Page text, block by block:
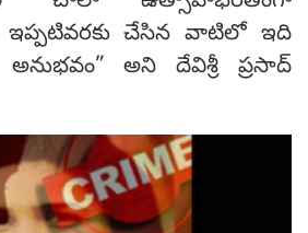
ఇప్పటివరకు చేసిన వాటిలో ఇది
అని దేవిశ్రీ ప్రసాద్